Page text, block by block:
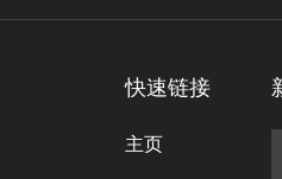
快速链接
主页